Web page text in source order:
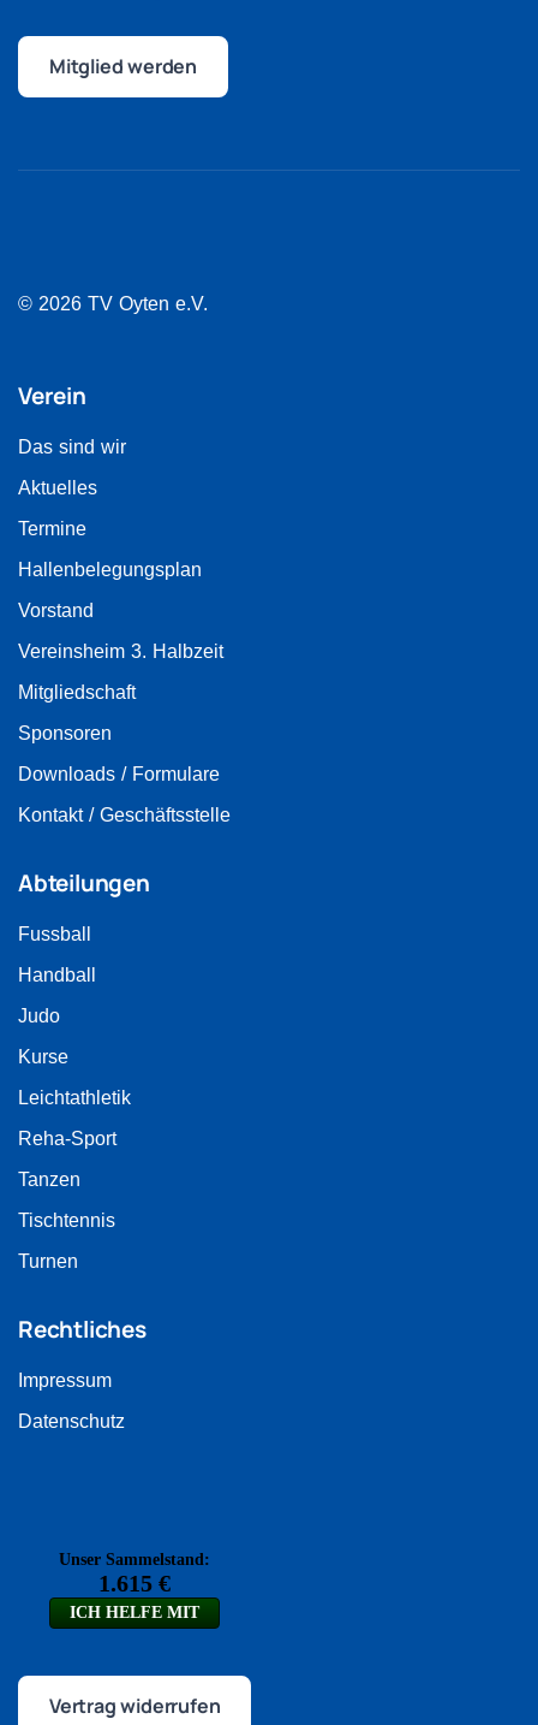
Mitglied werden
© 2026 TV Oyten e.V.
Verein
Das sind wir
Aktuelles
Termine
Hallenbelegungsplan
Vorstand
Vereinsheim 3. Halbzeit
Mitgliedschaft
Sponsoren
Downloads / Formulare
Kontakt / Geschäftsstelle
Abteilungen
Fussball
Handball
Judo
Kurse
Leichtathletik
Reha-Sport
Tanzen
Tischtennis
Turnen
Rechtliches
Impressum
Datenschutz
Vertrag widerrufen